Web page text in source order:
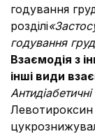
годування
розділі
годування
Взаємодія з
інші види